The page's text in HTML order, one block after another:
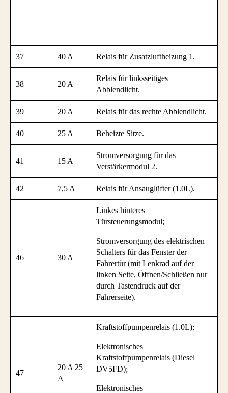
37 40 A Relais für Zusatzluftheizung 1.
38 20 A
Relais für linksseitiges
Abblendlicht.
39 20 A Relais für das rechte Abblendlicht.
40 25 A Beheizte Sitze.
41 15 A
Stromversorgung für das
Verstärkermodul 2.
42 7,5 A Relais für Ansauglüfter (1.0L).
46 30 A
Linkes hinteres
Türsteuerungsmodul;
Stromversorgung des elektrischen
Schalters für das Fenster der
Fahrertür (mit Lenkrad auf der
linken Seite, Öffnen/Schließen nur
durch Tastendruck auf der
Fahrerseite).
47
20 A 25
A
Kraftstoffpumpenrelais (1.0L);
Elektronisches
Kraftstoffpumpenrelais (Diesel
DV5FD);
Elektronisches